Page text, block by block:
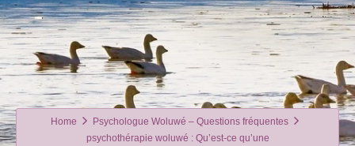
Home
Psychologue Woluwé – Questions fréquentes
psychothérapie woluwé : Qu’est-ce qu’une